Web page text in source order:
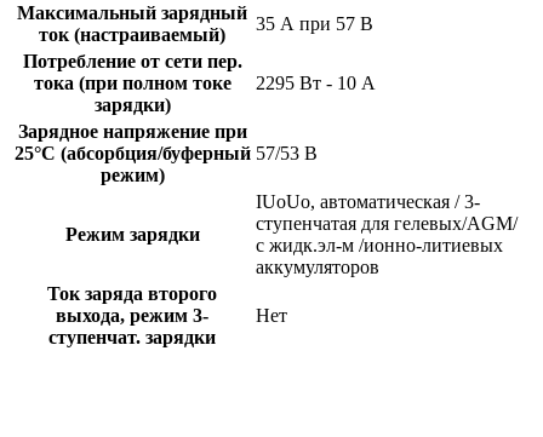
Максимальный зарядный
ток (настраиваемый)
35 А при 57 В
Потребление от сети пер.
тока (при полном токе
зарядки)
2295 Вт - 10 A
Зарядное напряжение при
25°C (абсорбция/буферный
режим)
57/53 В
Режим зарядки
IUoUo, автоматическая / 3-
ступенчатая для гелевых/AGM/
с жидк.эл-м /ионно-литиевых
аккумуляторов
Ток заряда второго
выхода, режим 3-
ступенчат. зарядки
Нет